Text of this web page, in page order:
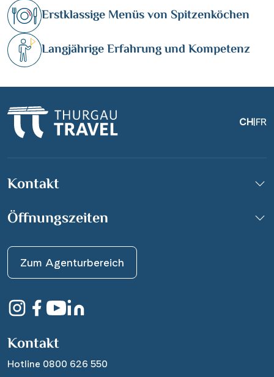
Erstklassige Menüs von Spitzenköchen
Langjährige Erfahrung und Kompetenz
CH|FR
Kontakt
Öffnungszeiten
Zum Agenturbereich
Kontakt
Hotline 0800 626 550